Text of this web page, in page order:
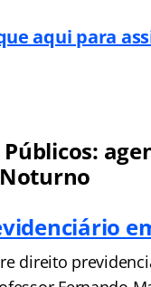
aqui para
direito